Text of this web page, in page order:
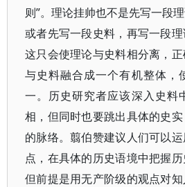
则”。理论挂帅也不是先写一段
或者先写一段史料，再写一段理
这只会使理论与史料相分离，
与史料融合成一个有机整体，
一。历史研究者应该深入史料
相，但同时也要跳出具体的史
的脉络。翦伯赞建议人们可以
点，在具体的历史语境中把握
但前提是用无产阶级的观点对